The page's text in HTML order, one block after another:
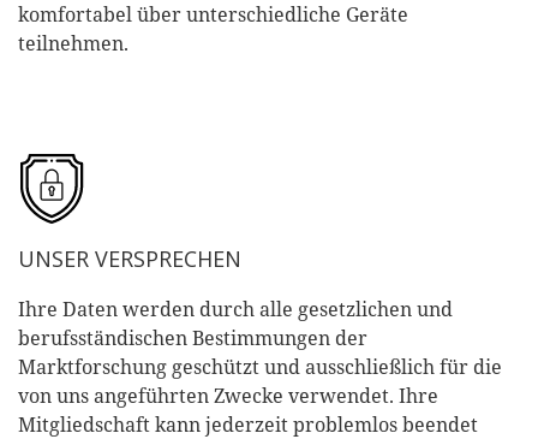
komfortabel über unterschiedliche Geräte
teilnehmen.
UNSER VERSPRECHEN
Ihre Daten werden durch alle gesetzlichen und
berufsständischen Bestimmungen der
Marktforschung geschützt und ausschließlich für die
von uns angeführten Zwecke verwendet. Ihre
Mitgliedschaft kann jederzeit problemlos beendet